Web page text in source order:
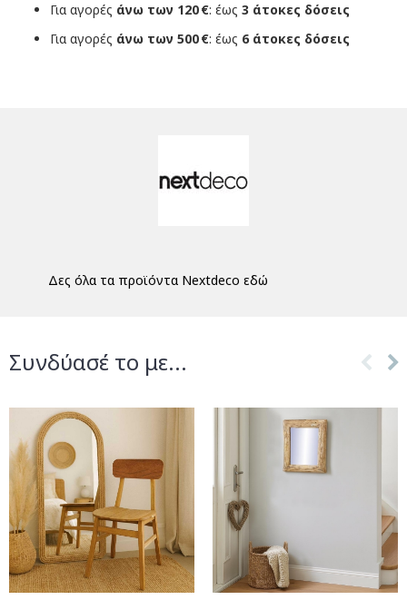
Για αγορές άνω των 120 €: έως 3 άτοκες δόσεις
Για αγορές άνω των 500 €: έως 6 άτοκες δόσεις
Δες όλα τα προϊόντα Nextdeco εδώ
Συνδύασέ το με...